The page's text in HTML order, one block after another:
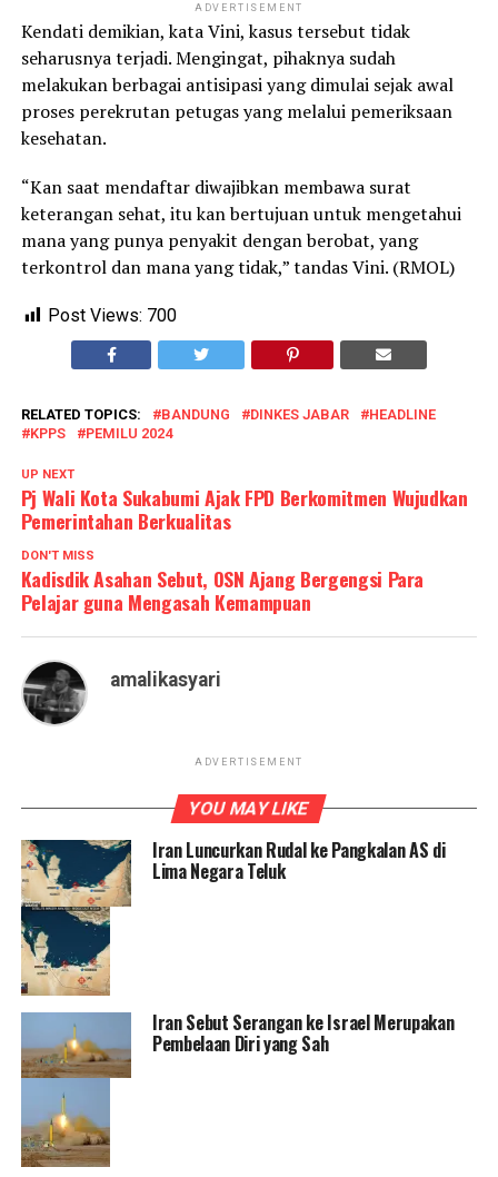
ADVERTISEMENT
Kendati demikian, kata Vini, kasus tersebut tidak
seharusnya terjadi. Mengingat, pihaknya sudah
melakukan berbagai antisipasi yang dimulai sejak awal
proses perekrutan petugas yang melalui pemeriksaan
kesehatan.
“Kan saat mendaftar diwajibkan membawa surat
keterangan sehat, itu kan bertujuan untuk mengetahui
mana yang punya penyakit dengan berobat, yang
terkontrol dan mana yang tidak,” tandas Vini. (RMOL)
Post Views: 700
RELATED TOPICS: BANDUNG DINKES JABAR
HEADLINE
KPPS
PEMILU 2024
UP NEXT
Pj Wali Kota Sukabumi Ajak FPD Berkomitmen Wujudkan
Pemerintahan Berkualitas
DON'T MISS
Kadisdik Asahan Sebut, OSN Ajang Bergengsi Para
Pelajar guna Mengasah Kemampuan
amalikasyari
ADVERTISEMENT
YOU MAY LIKE
Iran Luncurkan Rudal ke Pangkalan AS di
Lima Negara Teluk
Iran Sebut Serangan ke Israel Merupakan
Pembelaan Diri yang Sah